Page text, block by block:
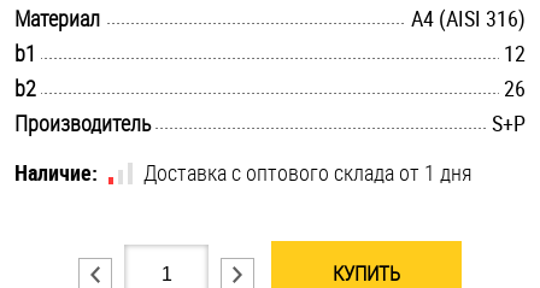
Хомуты
Шпильки
Шплинты
Штифты и пальцы
Материал
A4 (AISI 316)
b1
12
b2
26
Производитель
S+P
Наличие:
Доставка с оптового склада от 1 дня
КУПИТЬ